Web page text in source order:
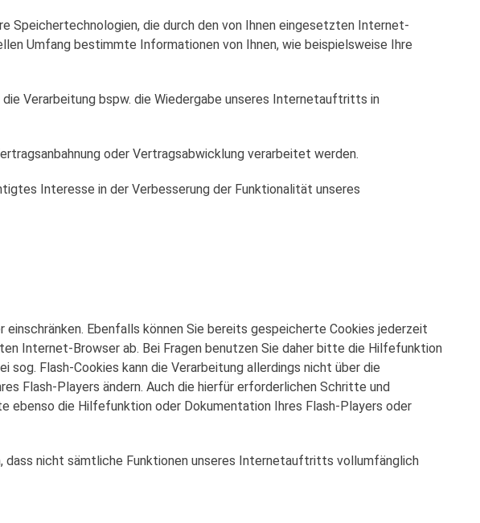
Speichertechnologien, die durch den von Ihnen eingesetzten Internet-
Umfang bestimmte Informationen von Ihnen, wie beispielsweise Ihre
Verarbeitung bspw. die Wiedergabe unseres Internetauftritts in
oder Vertragsabwicklung verarbeitet werden.
Interesse in der Verbesserung der Funktionalität unseres
Ebenfalls können Sie bereits gespeicherte Cookies jederzeit
Internet-Browser ab. Bei Fragen benutzen Sie daher bitte die Hilfefunktion
Flash-Cookies kann die Verarbeitung allerdings nicht über die
Flash-Players ändern. Auch die hierfür erforderlichen Schritte und
ebenso die Hilfefunktion oder Dokumentation Ihres Flash-Players oder
dass nicht sämtliche Funktionen unseres Internetauftritts vollumfänglich